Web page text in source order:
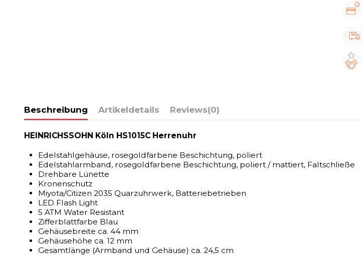
Beschreibung Artikeldetails Reviews(0)
HEINRICHSSOHN Köln HS1015C Herrenuhr
Edelstahlgehäuse, rosegoldfarbene Beschichtung, poliert
Edelstahlarmband, rosegoldfarbene Beschichtung, poliert / mattiert, Faltschließe
Drehbare Lünette
Kronenschutz
Miyota/Citizen 2035 Quarzuhrwerk, Batteriebetrieben
LED Flash Light
5 ATM Water Resistant
Zifferblattfarbe Blau
Gehäusebreite ca. 44 mm
Gehäusehöhe ca. 12 mm
Gesamtlänge (Armband und Gehäuse) ca. 24,5 cm